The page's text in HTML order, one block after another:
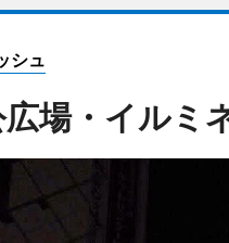
シュ
場・イルミ